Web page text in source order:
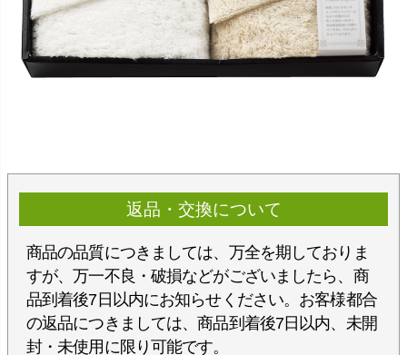
返品・交換について
商品の品質につきましては、万全を期しておりま
すが、万一不良・破損などがございましたら、商
品到着後7日以内にお知らせください。お客様都合
の返品につきましては、商品到着後7日以内、未開
封・未使用に限り可能です。